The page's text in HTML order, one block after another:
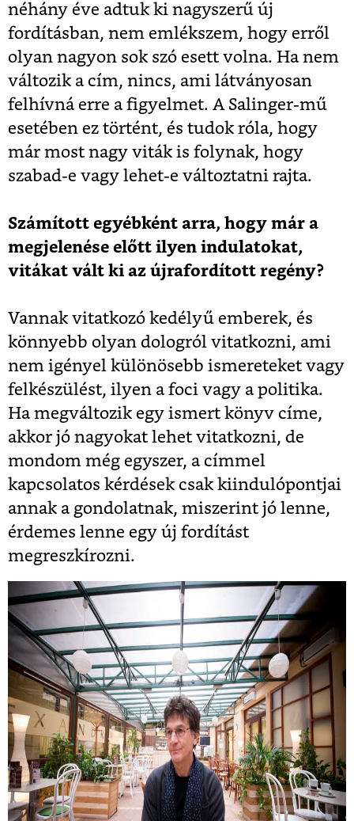
néhány éve adtuk ki nagyszerű új
fordításban, nem emlékszem, hogy erről
olyan nagyon sok szó esett volna. Ha nem
változik a cím, nincs, ami látványosan
felhívná erre a figyelmet. A Salinger-mű
esetében ez történt, és tudok róla, hogy
már most nagy viták is folynak, hogy
szabad-e vagy lehet-e változtatni rajta.
Számított egyébként arra, hogy már a
megjelenése előtt ilyen indulatokat,
vitákat vált ki az újrafordított regény?
Vannak vitatkozó kedélyű emberek, és
könnyebb olyan dologról vitatkozni, ami
nem igényel különösebb ismereteket vagy
felkészülést, ilyen a foci vagy a politika.
Ha megváltozik egy ismert könyv címe,
akkor jó nagyokat lehet vitatkozni, de
mondom még egyszer, a címmel
kapcsolatos kérdések csak kiindulópontjai
annak a gondolatnak, miszerint jó lenne,
érdemes lenne egy új fordítást
megreszkírozni.